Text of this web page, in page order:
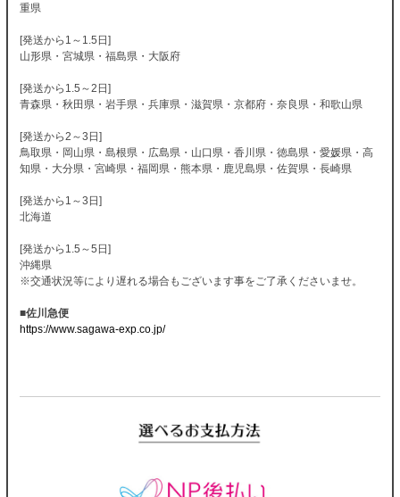
重県
[発送から1～1.5日]
山形県・宮城県・福島県・大阪府
[発送から1.5～2日]
青森県・秋田県・岩手県・兵庫県・滋賀県・京都府・奈良県・和歌山県
[発送から2～3日]
鳥取県・岡山県・島根県・広島県・山口県・香川県・徳島県・愛媛県・高
知県・大分県・宮崎県・福岡県・熊本県・鹿児島県・佐賀県・長崎県
[発送から1～3日]
北海道
[発送から1.5～5日]
沖縄県
※交通状況等により遅れる場合もございます事をご了承くださいませ。
■佐川急便
https://www.sagawa-exp.co.jp/